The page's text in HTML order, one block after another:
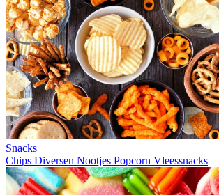
Snacks
Chips Diversen Nootjes Popcorn Vleessnacks